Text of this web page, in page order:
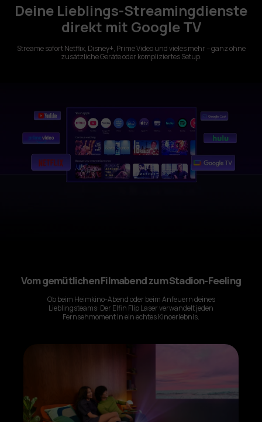
Deine Lieblings-Streamingdienste
direkt mit Google TV
Streame sofort Netflix, Disney+, Prime Video und vieles mehr – ganz ohne
zusätzliche Geräte oder kompliziertes Setup.
Vom gemütlichen Filmabend zum Stadion-Feeling
Ob beim Heimkino-Abend oder beim Anfeuern deines
Lieblingsteams: Der Elfin Flip Laser verwandelt jeden
Fernsehmoment in ein echtes Kinoerlebnis.